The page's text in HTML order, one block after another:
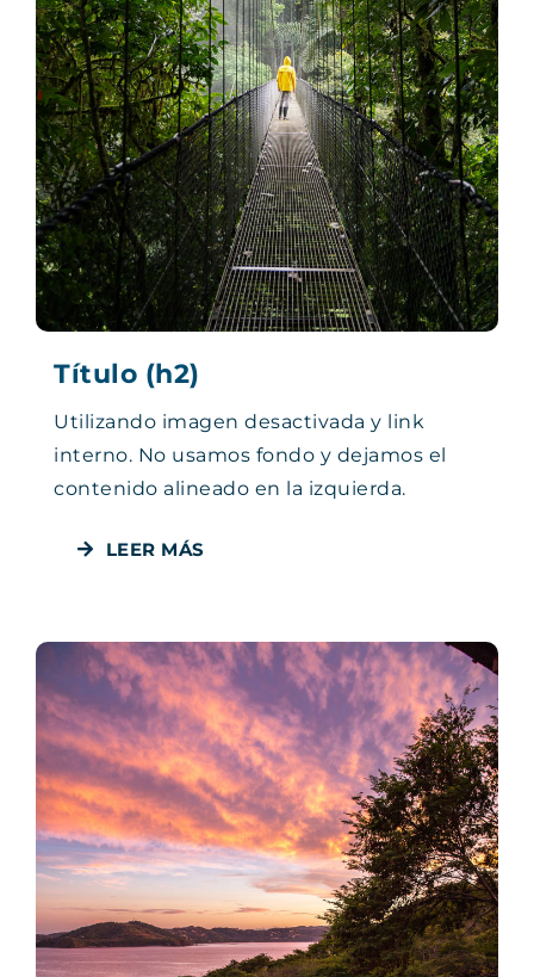
Título (h2)
Utilizando imagen desactivada y link
interno. No usamos fondo y dejamos el
contenido alineado en la izquierda.
LEER MÁS